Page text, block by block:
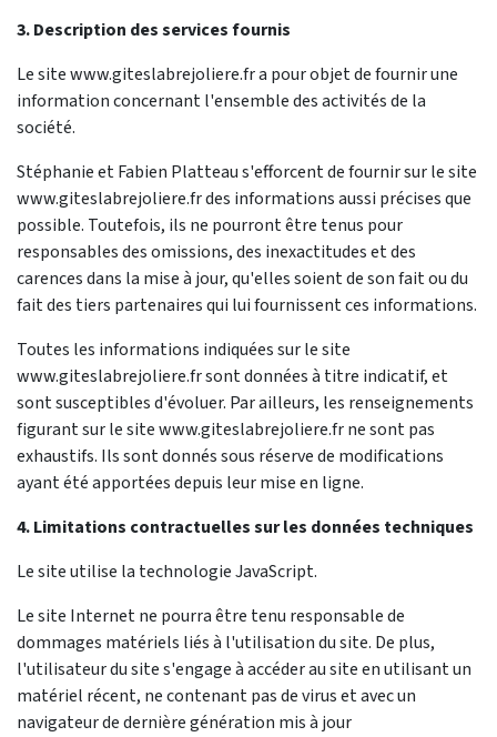
3. Description des services fournis
Le site www.giteslabrejoliere.fr a pour objet de fournir une
information concernant l'ensemble des activités de la
société.
Stéphanie et Fabien Platteau s'efforcent de fournir sur le site
www.giteslabrejoliere.fr des informations aussi précises que
possible. Toutefois, ils ne pourront être tenus pour
responsables des omissions, des inexactitudes et des
carences dans la mise à jour, qu'elles soient de son fait ou du
fait des tiers partenaires qui lui fournissent ces informations.
Toutes les informations indiquées sur le site
www.giteslabrejoliere.fr sont données à titre indicatif, et
sont susceptibles d'évoluer. Par ailleurs, les renseignements
figurant sur le site www.giteslabrejoliere.fr ne sont pas
exhaustifs. Ils sont donnés sous réserve de modifications
ayant été apportées depuis leur mise en ligne.
4. Limitations contractuelles sur les données techniques
Le site utilise la technologie JavaScript.
Le site Internet ne pourra être tenu responsable de
dommages matériels liés à l'utilisation du site. De plus,
l'utilisateur du site s'engage à accéder au site en utilisant un
matériel récent, ne contenant pas de virus et avec un
navigateur de dernière génération mis à jour